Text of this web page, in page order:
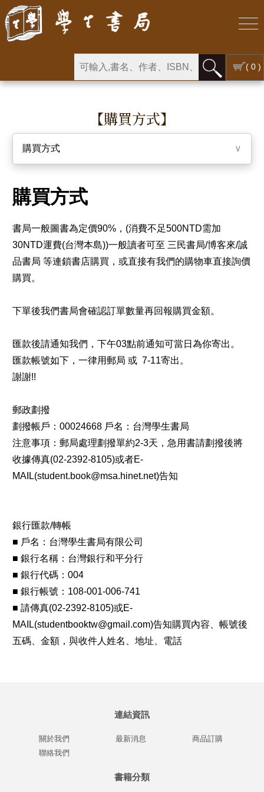
( 0 )
【購買方式】
購買方式 ∨
購買方式
書局一般圖書為定價90%，(消費不足500NTD需加
30NTD運費(台灣本島))一般讀者可至 三民書局/博客來/誠
品書局 等連鎖書店購買，或直接有我們的購物車直接詢價
購買。
下單後我們書局會確認訂單數量再回報購買金額。
匯款後請通知我們，下午03點前通知可當日為你寄出。
匯款帳號如下，一律用郵局 或 7-11寄出。
謝謝!!
郵政劃撥
劃撥帳戶：00024668 戶名：台灣學生書局
注意事項：郵局處理劃撥單約2-3天，急用書請劃撥後將
收據傳真(02-2392-8105)或者E-
MAIL(student.book@msa.hinet.net)告知
銀行匯款/轉帳
■ 戶名：台灣學生書局有限公司
■ 銀行名稱：台灣銀行和平分行
■ 銀行代碼：004
■ 銀行帳號：108-001-006-741
■ 請傳真(02-2392-8105)或E-
MAIL(studentbooktw@gmail.com)告知購買內容、帳號後
五碼、金額，與收件人姓名、地址、電話
連結資訊
關於我們 最新消息
商品訂購
聯絡我們
書籍分類